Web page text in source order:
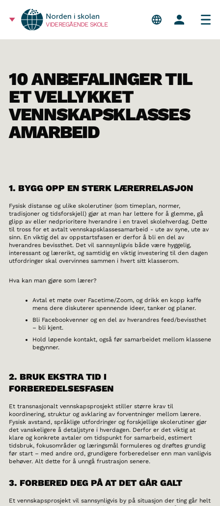
VIDEREGÅENDE SKOLE
10 ANBEFALINGER TIL
ET VELLYKKET
VENNSKAPSKLASSES
AMARBEID
1. BYGG OPP EN STERK LÆRERRELASJON
Fysisk distanse og ulike skolerutiner (som timeplan, normer,
tradisjoner og tidsforskjell) gjør at man har lettere for å glemme, gå
glipp av eller nedprioritere hverandre i en travel skolehverdag. Dette
til tross for et avtalt vennskapsklassesamarbeid - ute av syne, ute av
sinn. En viktig del av oppstartsfasen er derfor å bli en del av
hverandres bevissthet. Det vil sannsynligvis både være hyggelig,
interessant og lærerikt, og samtidig en viktig investering til den dagen
utfordringer skal overvinnes sammen i hvert sitt klasserom.
Hva kan man gjøre som lærer?
Avtal et møte over Facetime/Zoom, og drikk en kopp kaffe
mens dere diskuterer spennende ideer, tanker og planer.
Bli Facebookvenner og en del av hverandres feed/bevissthet
– bli kjent.
Hold løpende kontakt, også før samarbeidet mellom klassene
begynner.
2. BRUK EKSTRA TID I
FORBEREDELSESFASEN
Et transnasjonalt vennskapsprosjekt stiller større krav til
koordinering, struktur og avklaring av forventninger mellom lærere.
Fysisk avstand, språklige utfordringer og forskjellige skolerutiner gjør
det vanskeligere å detaljstyre i hverdagen. Derfor er det viktig at
klare og konkrete avtaler om tidspunkt for samarbeid, estimert
tidsbruk, fokusområder og læringsmål formuleres og drøftes grundig
før start – med andre ord, grundigere forberedelser enn man vanligvis
behøver. Alt dette for å unngå frustrasjon senere.
3. FORBERED DEG PÅ AT DET GÅR GALT
Et vennskapsprosjekt vil sannsynligvis by på situasjon der ting går helt